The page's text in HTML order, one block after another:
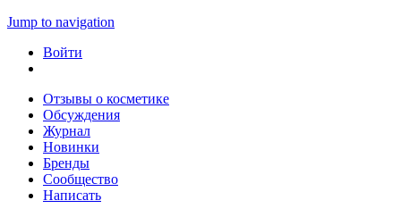
Jump to navigation
Войти
Отзывы о косметике
Обсуждения
Журнал
Новинки
Бренды
Сообщество
Написать